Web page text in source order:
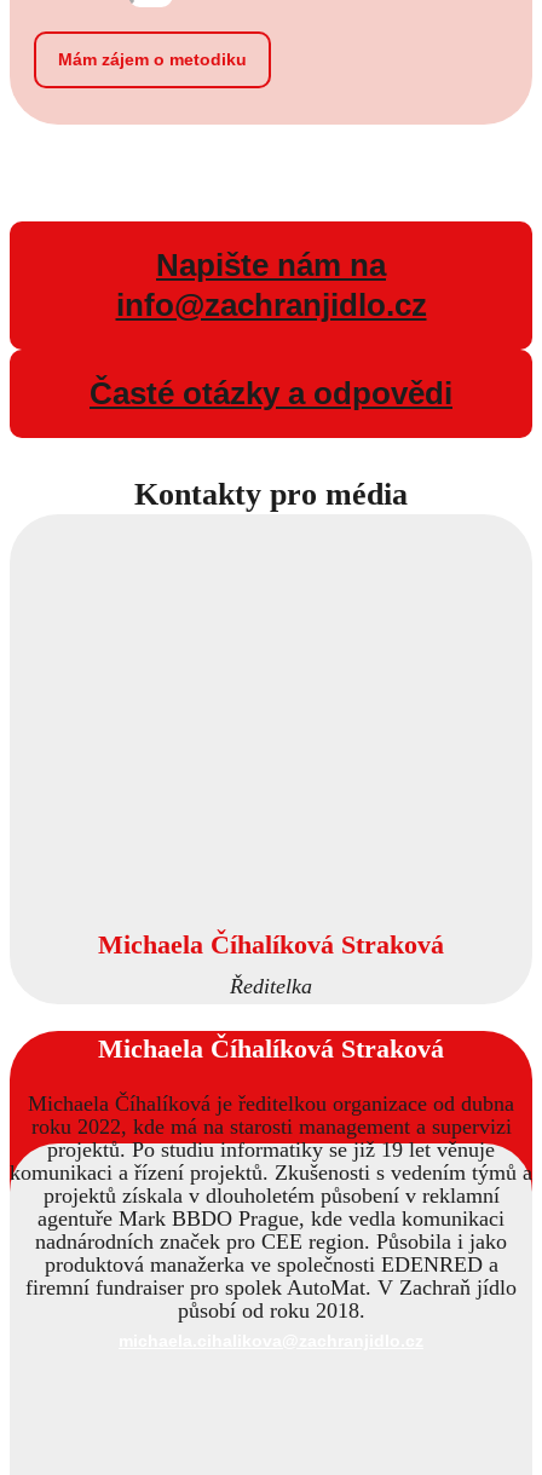
Mám zájem o metodiku
Napište nám na
info@zachranjidlo.cz
Časté otázky a odpovědi
Kontakty pro média
Michaela Číhalíková Straková
Ředitelka
Michaela Číhalíková Straková
Michaela Číhalíková je ředitelkou organizace od dubna
roku 2022, kde má na starosti management a supervizi
projektů. Po studiu informatiky se již 19 let věnuje
komunikaci a řízení projektů. Zkušenosti s vedením týmů a
projektů získala v dlouholetém působení v reklamní
agentuře Mark BBDO Prague, kde vedla komunikaci
nadnárodních značek pro CEE region. Působila i jako
produktová manažerka ve společnosti EDENRED a
firemní fundraiser pro spolek AutoMat. V Zachraň jídlo
působí od roku 2018.